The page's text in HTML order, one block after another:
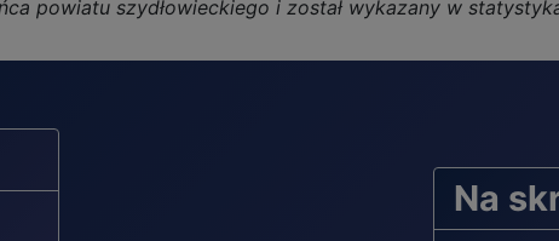
powiatu szydłowieckiego i został wykazany w
Na